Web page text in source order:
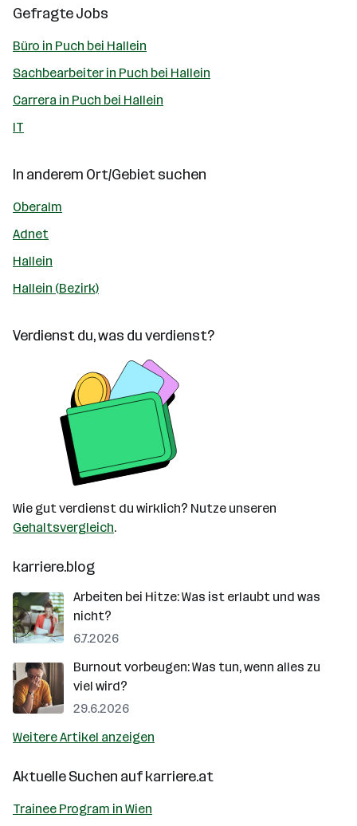
Gefragte Jobs
Büro in Puch bei Hallein
Sachbearbeiter in Puch bei Hallein
Carrera in Puch bei Hallein
IT
In anderem Ort/Gebiet suchen
Oberalm
Adnet
Hallein
Hallein (Bezirk)
Verdienst du, was du verdienst?
Wie gut verdienst du wirklich? Nutze unseren
Gehaltsvergleich.
karriere.blog
Arbeiten bei Hitze: Was ist erlaubt und was
nicht?
6.7.2026
Burnout vorbeugen: Was tun, wenn alles zu
viel wird?
29.6.2026
Weitere Artikel anzeigen
Aktuelle Suchen aufkarriere.at
Trainee Program in Wien